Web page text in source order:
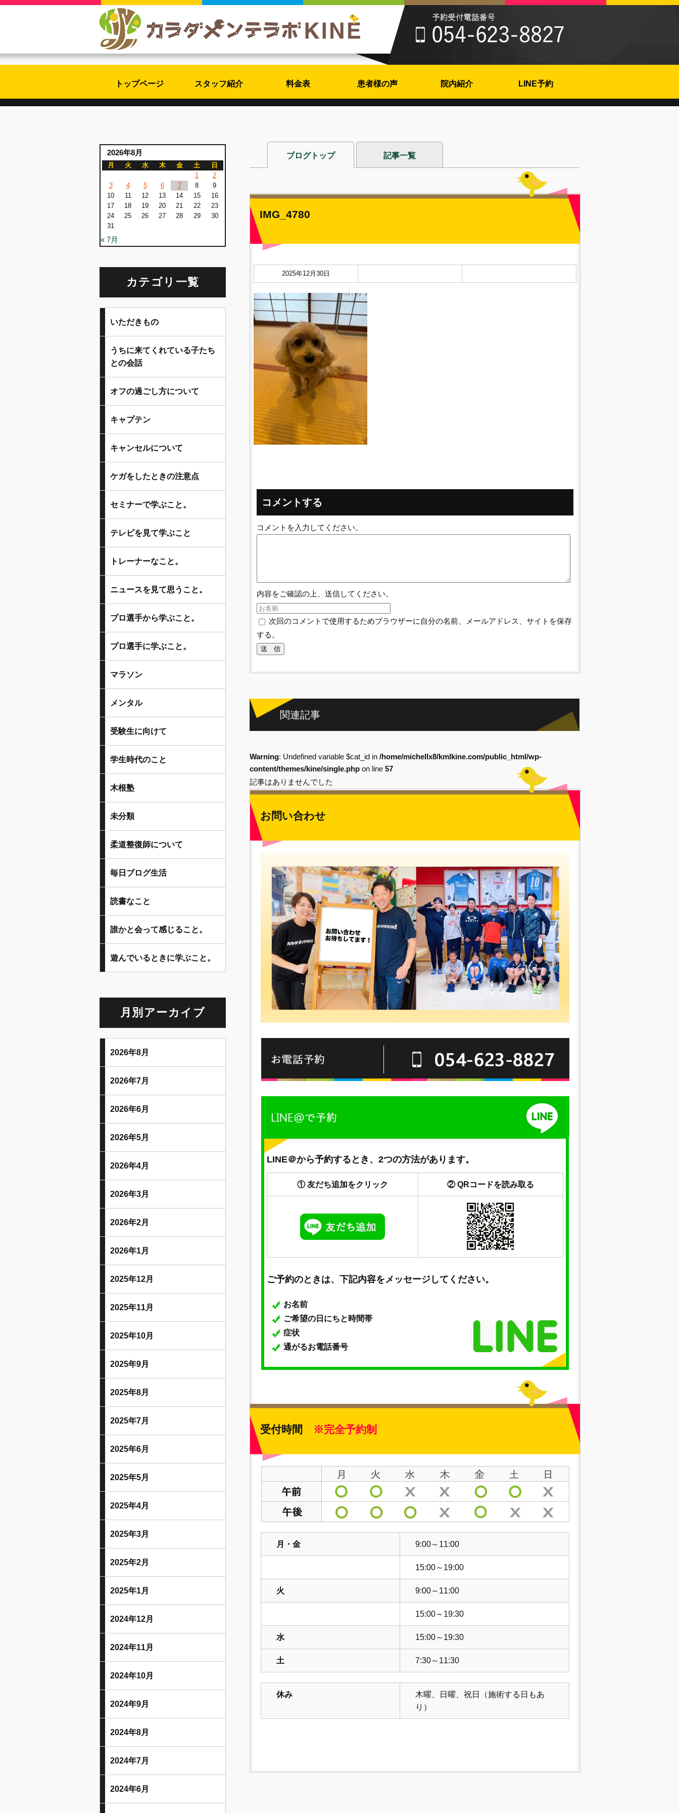
トップページ スタッフ紹介 料金表 患者様の声 院内紹介 LINE予約
ブログトップ 記事一覧
IMG_4780
2025年12月30日
コメントする
コメントを入力してください。
内容をご確認の上、送信してください。
次回のコメントで使用するためブラウザーに自分の名前、メールアドレス、サイトを保存
する。
関連記事
Warning: Undefined variable $cat_id in /home/michellx8/kmlkine.com/public_html/wp-
content/themes/kine/single.php on line 57
記事はありませんでした
お問い合わせ
LINE＠から予約するとき、2つの方法があります。
① 友だち追加をクリック ② QRコードを読み取る
ご予約のときは、下記内容をメッセージしてください。
お名前
ご希望の日にちと時間帯
症状
通がるお電話番号
受付時間 ※完全予約制
月・金 9:00～11:00
15:00～19:00
火 9:00～11:00
15:00～19:30
水 15:00～19:30
土 7:30～11:30
休み
木曜、日曜、祝日（施術する日もあ
り）
2026年8月
月 火 水 木 金 土
日
1
2
3
4 5 6 7 8
9
10
11 12 13 14 15
16
17
18 19 20 21 22
23
24
25 26 27 28 29
30
31
« 7月
カテゴリ一覧
いただきもの
うちに来てくれている子たち
との会話
オフの過ごし方について
キャプテン
キャンセルについて
ケガをしたときの注意点
セミナーで学ぶこと。
テレビを見て学ぶこと
トレーナーなこと。
ニュースを見て思うこと。
プロ選手から学ぶこと。
プロ選手に学ぶこと。
マラソン
メンタル
受験生に向けて
学生時代のこと
木根塾
未分類
柔道整復師について
毎日ブログ生活
読書なこと
誰かと会って感じること。
遊んでいるときに学ぶこと。
月別アーカイブ
2026年8月
2026年7月
2026年6月
2026年5月
2026年4月
2026年3月
2026年2月
2026年1月
2025年12月
2025年11月
2025年10月
2025年9月
2025年8月
2025年7月
2025年6月
2025年5月
2025年4月
2025年3月
2025年2月
2025年1月
2024年12月
2024年11月
2024年10月
2024年9月
2024年8月
2024年7月
2024年6月